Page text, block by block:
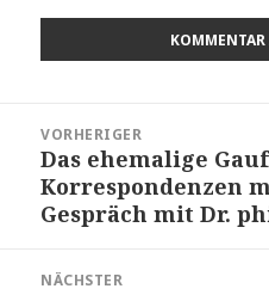
VORHERIGER
Vorheriger
Beitrag:
Das ehemalige
Korrespondenzen
Gespräch mit Dr.
NÄCHSTER